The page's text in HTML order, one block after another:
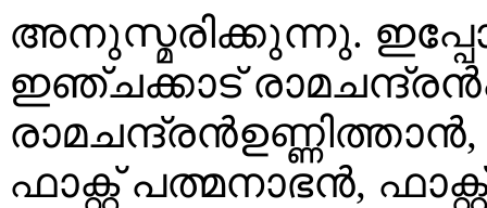
അനുസ്മരിക്കുന്നു.
ഇഞ്ചക്കാട്
രാമചന്ദ്രൻഉണ്ണിത്താൻ,
ഫാക്റ്റ് പത്മനാഭൻ,